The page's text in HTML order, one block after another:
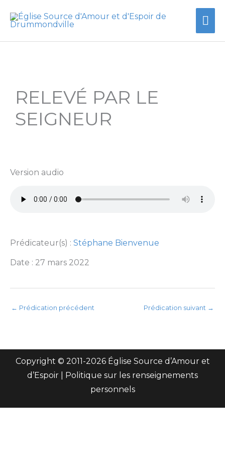
RELEVÉ PAR LE
SEIGNEUR
Version audio
Prédicateur(s) : Stéphane Bienvenue
Date : 27 mars 2022
← Prédication précédent Prédication suivant →
Copyright © 2011-2026 Église Source d’Amour et
d’Espoir |
Politique sur les renseignements
personnels